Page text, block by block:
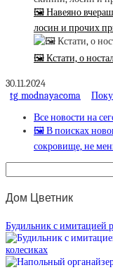
🖼 Навеяно
лосин и прочих
🖼 Кстати, о
30.11.2024
tg_modnayacoma
Все новости на
🖼 В поисках
сокровище, не
Дом Цветник
Будильник с имитацией
колесиках